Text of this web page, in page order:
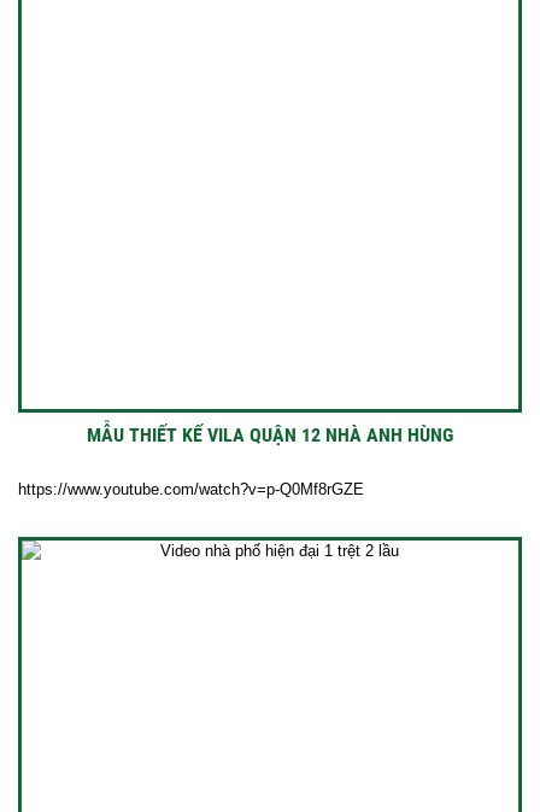
MẪU THIẾT KẾ VILA QUẬN 12 NHÀ ANH HÙNG
https://www.youtube.com/watch?v=p-Q0Mf8rGZE